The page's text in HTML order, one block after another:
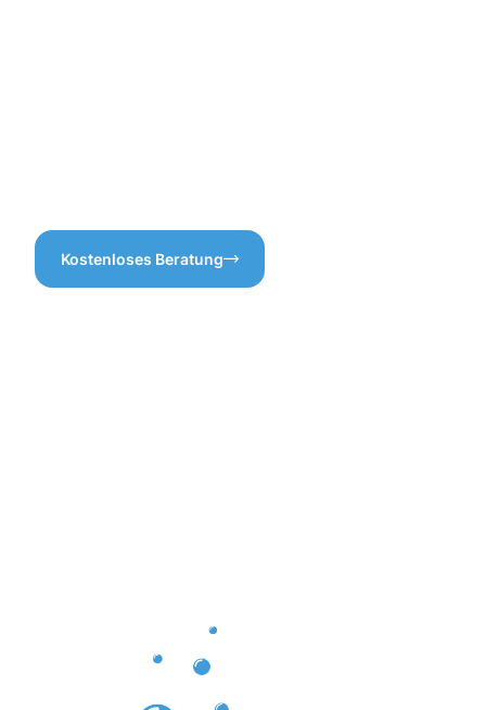
Kostenloses Beratung